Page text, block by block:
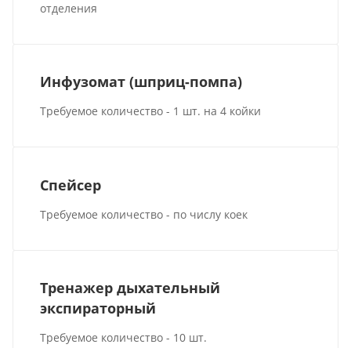
отделения
Инфузомат (шприц-помпа)
Требуемое количество - 1 шт. на 4 койки
Спейсер
Требуемое количество - по числу коек
Тренажер дыхательный
экспираторный
Требуемое количество - 10 шт.